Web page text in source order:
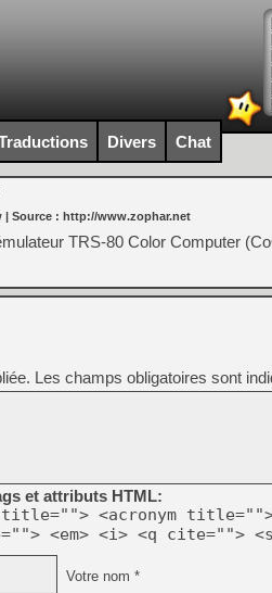
Divers Chat
| Source : http://www.zophar.net
TRS-80 Color Computer
Les champs obligatoires sont
et attributs HTML:
<acronym title="">
<em> <i> <q cite="">
Votre nom *